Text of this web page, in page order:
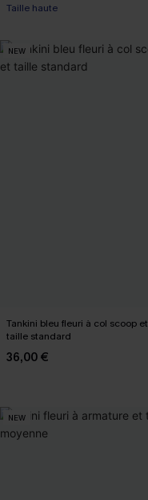
Taille haute
NEW
Tankini bleu fleuri à col scoop et
taille standard
36,00 €
NEW